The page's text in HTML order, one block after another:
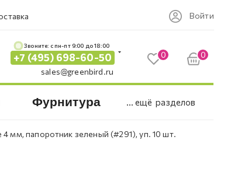
Войти
Звоните: c пн-пт 9:00 до 18:00
+7 (495) 698-60-50
sales@greenbird.ru
0 0
Фурнитура ... ещё разделов
мм, папоротник зеленый (#291), уп. 10 шт.